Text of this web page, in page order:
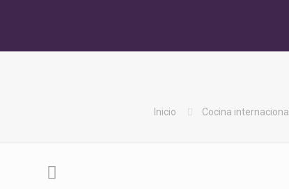
Inicio Cocina internacional